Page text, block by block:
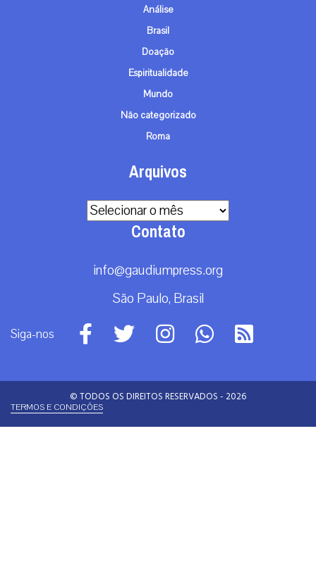
Análise
Brasil
Doação
Espiritualidade
Mundo
Não categorizado
Roma
Arquivos
Arquivos
Contato
info@gaudiumpress.org
São Paulo, Brasil
Siga-nos
© TODOS OS DIREITOS RESERVADOS - 2026
TERMOS E CONDIÇÕES